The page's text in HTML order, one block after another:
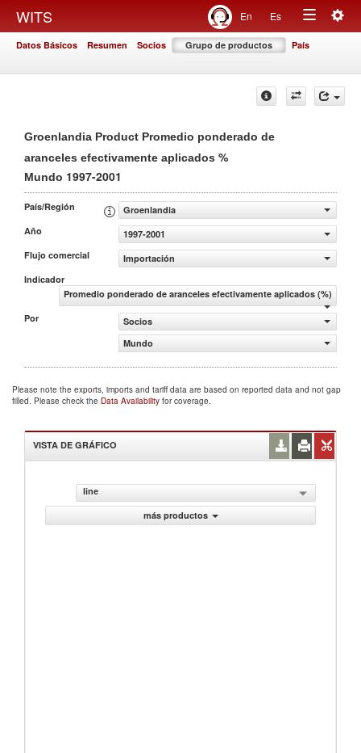
WITS En Es
Toggle
Datos Básicos Resumen Socios Grupo de productos País
Groenlandia Product Promedio ponderado de
aranceles efectivamente aplicados %
Mundo 1997-2001
País/Región
Groenlandia
Año
1997-2001
Flujo comercial
Importación
Indicador
Promedio ponderado de aranceles efectivamente aplicados (%)
Por
Socios
Mundo
Please note the exports, imports and tariff data are based on reported data and not gap
filled. Please check the Data Availability for coverage.
VISTA DE GRÁFICO
line
más productos